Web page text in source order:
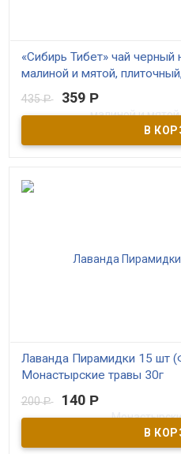
«Сибирь Тибет» чай черный
малиной и мятой,
В наличии
Ноты свежей малины
законченность традиционному
прекрасно тонизирует,
435Р 359 Р
Лаванда Пирамидки 15 шт
Монастырские травы 30г
В наличии
Монастырский ручной сбор
Качественный моносбор без
расфасовка.​ Лаванда –
200Р 140 Р